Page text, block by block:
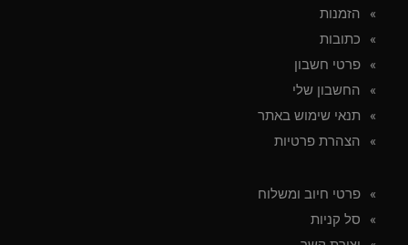
הזמנות
כתובות
פרטי חשבון
החשבון שלי
תנאי שימוש באתר
הצהרת פרטיות
פרטי חיוב ומשלוח
סל קניות